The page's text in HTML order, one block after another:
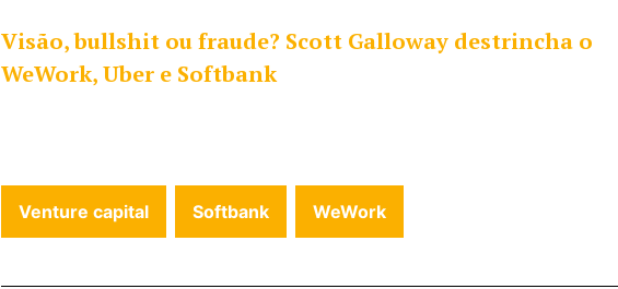
Visão, bullshit ou fraude? Scott Galloway destrincha o
WeWork, Uber e Softbank
Venture capital Softbank WeWork